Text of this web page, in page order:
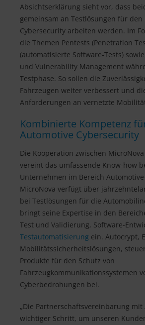
Absichtserklärung sieht vor, dass
gemeinsam an Testlösungen für den
Cybersecurity arbeiten werden. Im
die Themen Pentests (Penetration
(automatisierte Software-Tests)
und Vulnerability Management
Testphase. So sollen die
Fahrzeugen weiter verbessert und
Anforderungen an vernetzte
Kombinierte Kompetenz
Automotive Cybersecurity
Die Kooperation zwischen
vereint das umfassende Know-how
Unternehmen im Bereich
MicroNova verfügt über
bei Testlösungen für die
bringt seine Expertise in den
Test und Validierung, Software-
Testautomatisierung ein. Autocrypt,
Mobilitätssicherheitslösungen,
Produkte für den Schutz von
Fahrzeugkommunikationssystemen
Cyberbedrohungen bei.
„Die Partnerschaftsvereinbarung
wichtiger Schritt, um unseren